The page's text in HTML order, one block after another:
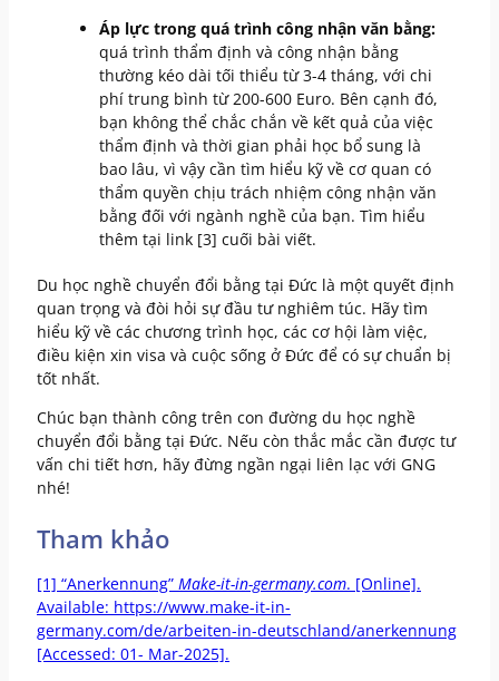
Áp lực trong quá trình công nhận văn bằng:
quá trình thẩm định và công nhận bằng
thường kéo dài tối thiểu từ 3-4 tháng, với chi
phí trung bình từ 200-600 Euro. Bên cạnh đó,
bạn không thể chắc chắn về kết quả của việc
thẩm định và thời gian phải học bổ sung là
bao lâu, vì vậy cần tìm hiểu kỹ về cơ quan có
thẩm quyền chịu trách nhiệm công nhận văn
bằng đối với ngành nghề của bạn. Tìm hiểu
thêm tại link [3] cuối bài viết.
Du học nghề chuyển đổi bằng tại Đức là một quyết định
quan trọng và đòi hỏi sự đầu tư nghiêm túc. Hãy tìm
hiểu kỹ về các chương trình học, các cơ hội làm việc,
điều kiện xin visa và cuộc sống ở Đức để có sự chuẩn bị
tốt nhất.
Chúc bạn thành công trên con đường du học nghề
chuyển đổi bằng tại Đức. Nếu còn thắc mắc cần được tư
vấn chi tiết hơn, hãy đừng ngần ngại liên lạc với GNG
nhé!
Tham khảo
[1] “Anerkennung” Make-it-in-germany.com. [Online].
Available: https://www.make-it-in-
germany.com/de/arbeiten-in-deutschland/anerkennung
[Accessed: 01- Mar-2025].